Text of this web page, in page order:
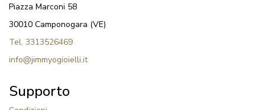
Piazza Marconi 58
30010 Camponogara (VE)
Tel. 3313526469
info@jimmyogioielli.it
Supporto